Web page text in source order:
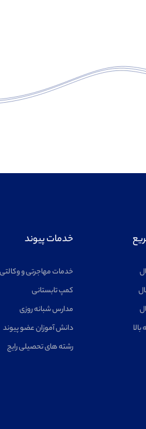
خدمات پیوند
خدمات مهاجرتی و
کمپ تابستانی
مدارس شبانه روزی
دانش آموزان عضو پیوند
رشته های تحصیلی رایج